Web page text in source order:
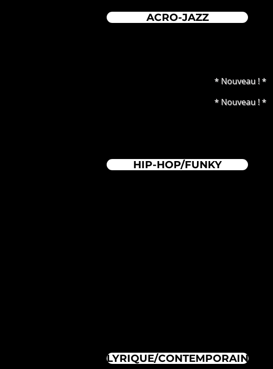
ACRO-JAZZ
* Nouveau ! *
* Nouveau ! *
HIP-HOP/FUNKY
LYRIQUE/CONTEMPORAIN